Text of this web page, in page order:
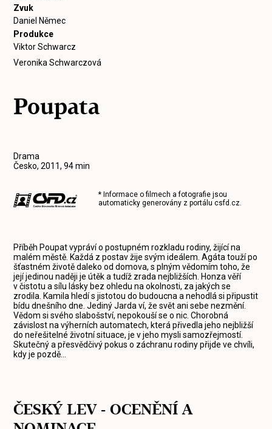
Zvuk
Daniel Němec
Produkce
Viktor Schwarcz
Veronika Schwarczová
Poupata
Drama
Česko, 2011, 94 min
* Informace o filmech a fotografie jsou
automaticky generovány z portálucsfd.cz.
Příběh Poupat vypráví o postupném rozkladu rodiny, žijící na
malém městě. Každá z postav žije svým ideálem. Agáta touží po
šťastném životě daleko od domova, s plným vědomím toho, že
její jedinou naději je útěk a tudíž zrada nejbližších. Honza věří
v čistotu a sílu lásky bez ohledu na okolnosti, za jakých se
zrodila. Kamila hledí s jistotou do budoucna a nehodlá si připustit
bídu dnešního dne. Jediný Jarda ví, že svět ani sebe nezmění.
Vědom si svého slabošství, nepokouší se o nic. Chorobná
závislost na výherních automatech, která přivedla jeho nejbližší
do neřešitelné životní situace, je v jeho mysli samozřejmostí.
Skutečný a přesvědčivý pokus o záchranu rodiny přijde ve chvíli,
kdy je pozdě...
ČESKÝ LEV - OCENĚNÍ A